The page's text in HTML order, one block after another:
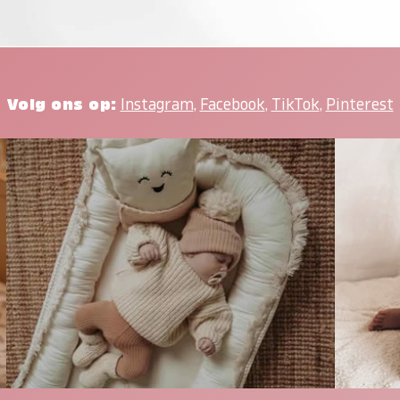
Volg ons op: Instagram, Facebook, TikTok, Pinterest